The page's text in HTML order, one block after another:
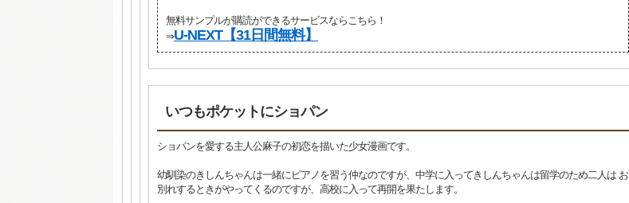
無料サンプルが購読ができるサービスならこちら！
⇒U-NEXT【31日間無料】
いつもポケットにショパン
ショパンを愛する主人公麻子の初恋を描いた少女漫画です。
幼馴染のきしんちゃんは一緒にピアノを習う仲なのですが、中学に入ってきしんちゃんは留学のため二人は お
別れするときがやってくるのですが、高校に入って再開を果たします。